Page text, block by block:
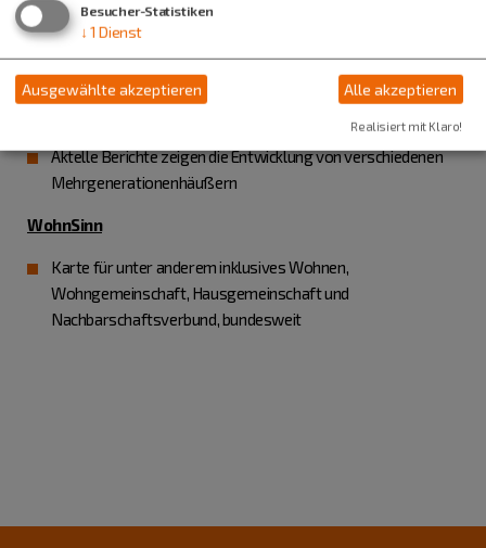
Hier finden Sie Wohnprojekte. Außerdem eignet sich die
Plattform zum Finden oder Initieren gemeinschaftlicher
Projekte
Aktelle Berichte zeigen die Entwicklung von verschiedenen
Mehrgenerationenhäußern
WohnSinn
Karte für unter anderem inklusives Wohnen,
Wohngemeinschaft, Hausgemeinschaft und
Nachbarschaftsverbund, bundesweit
Besucher-Statistiken
↓ 1 Dienst
Ausgewählte akzeptieren Alle akzeptieren
Realisiert mit Klaro!